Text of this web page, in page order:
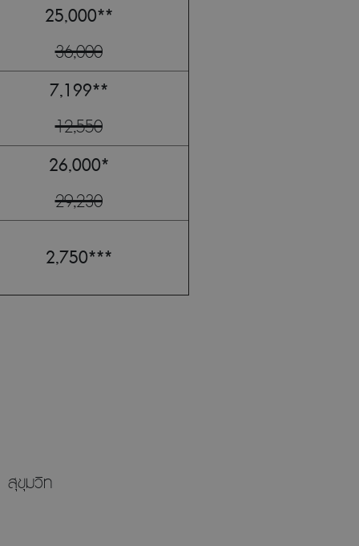
25,000**
36,000
7,199**
12,550
26,000*
29,230
2,750***
สุขุมวิท